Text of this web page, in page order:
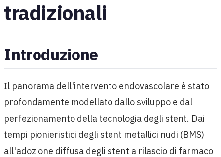
tradizionali
Introduzione
Il panorama dell'intervento endovascolare è stato
profondamente modellato dallo sviluppo e dal
perfezionamento della tecnologia degli stent. Dai
tempi pionieristici degli stent metallici nudi (BMS)
all'adozione diffusa degli stent a rilascio di farmaco